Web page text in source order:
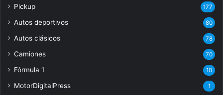
Pickup 177
Autos deportivos 80
Autos clásicos 78
Camiones 70
Fórmula 1 10
MotorDigitalPress 1